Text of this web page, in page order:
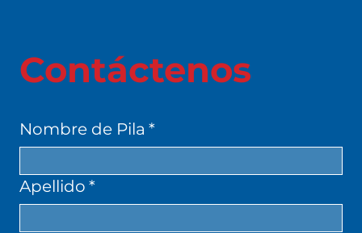
Contáctenos
Nombre de Pila *
Apellido *